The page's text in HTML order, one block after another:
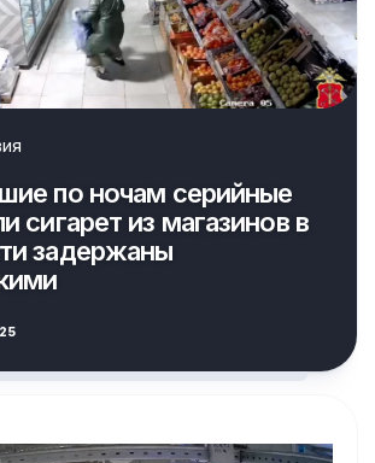
по ночам серийные
сигарет из магазинов в
задержаны